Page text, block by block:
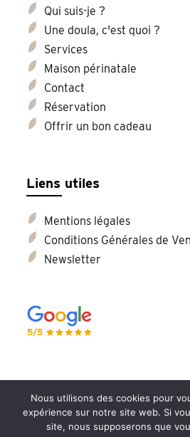
Qui suis-je ?
Une doula, c'est quoi ?
Services
Maison périnatale
Contact
Réservation
Offrir un bon cadeau
Liens utiles
Mentions légales
Conditions Générales de
Newsletter
©2026 - Elisa Souchard Doula -
Nous utilisons des cookies pour
expérience sur notre site web. Si
site, nous supposerons que